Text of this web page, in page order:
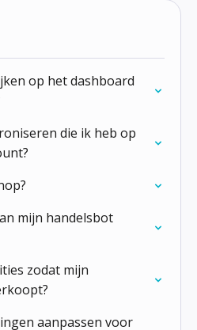
op het dashboard
die ik heb op
mijn handelsbot
zodat mijn
aanpassen voor